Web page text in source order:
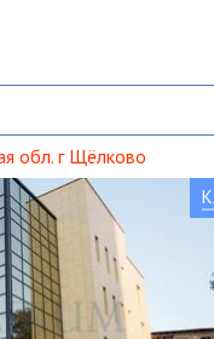
обл. г Щёлково